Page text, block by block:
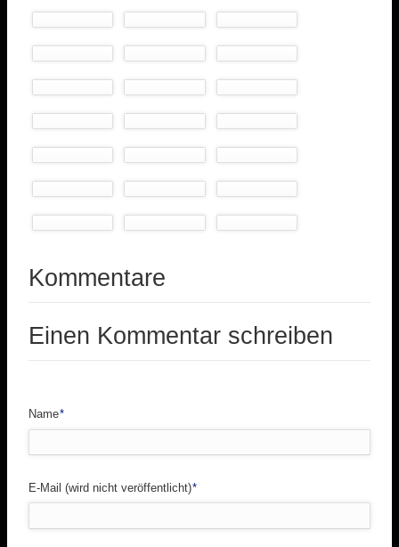
Kommentare
Einen Kommentar schreiben
Pflichtfeld
Name*
Pflichtfeld
E-Mail (wird nicht veröffentlicht)*